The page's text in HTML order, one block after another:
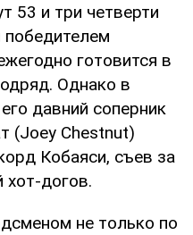
53 и три четверти
победителем
готовится в
Однако в
давний соперник
(Joey Chestnut)
Кобаяси, съев за
хот-догов.
не только по